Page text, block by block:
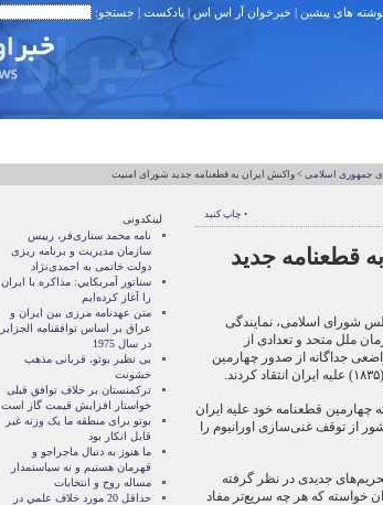
های پیشین | خبرخوان آر اس اس| پادکست | جستجو:
جمهوری اسلامی > واکنش ایران به قطعنامه جدید شورای امنیت
• چاپ کنید
قطعنامه جدید
شورای اسلامی، نمایندگی
ملل متحد و تعدادی از
جداگانه از صدور چهارمین
قطعنامه خود علیه ایران
از توقف غنی‌سازی اورانیوم را
جدیدی در نظر گرفته
خواسته که هر چه سریع‌تر مفاد
لینکدونی
نامه محمد ستاری‌فر، رییس
سازمان مدیریت و برنامه ریزی
دولت خاتمی به احمدی‌نژاد
سناتور آمريکايي: مذاکره با ايران
را آغاز کرده‌ايم
متن عهدنامه مرزى بين ايران و
عراق بر اساس توافقنامه الجزاير
در سال 1975
بی نظیر بوتو، قربانی مذهب
خشونت
ترکمنستان بر خلاف توافق قبلی
خواستار افزایش قیمت گاز است
بوتو برای منطقه ما یک وزنه غیر
قابل انکار بود
ما هنوز به دنبال ماجراجو و
قهرمان هستيم و نه سياستمدار
مساله روح و انتخابات
حداقل 20 مورد خلاف علمي در